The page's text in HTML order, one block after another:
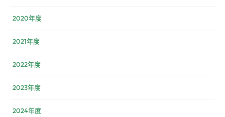
2020年度
2021年度
2022年度
2023年度
2024年度